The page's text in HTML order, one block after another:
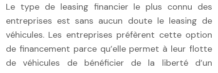
Le type de leasing financier le plus connu des
entreprises est sans aucun doute le leasing de
véhicules. Les entreprises préfèrent cette option
de financement parce qu’elle permet à leur flotte
de véhicules de bénéficier de la liberté d’un